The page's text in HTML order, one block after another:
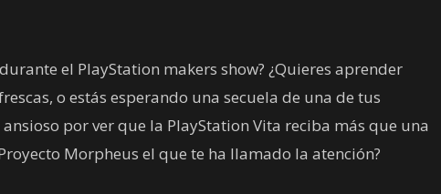
el PlayStation makers show? ¿Quieres aprender
o estás esperando una secuela de una de tus
por ver que la PlayStation Vita reciba más que una
Morpheus el que te ha llamado la atención?